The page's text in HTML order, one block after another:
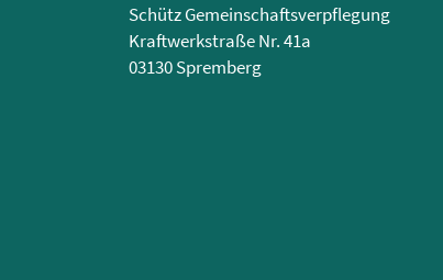
Schütz Gemeinschaftsverpflegung
Kraftwerkstraße Nr. 41a
03130 Spremberg